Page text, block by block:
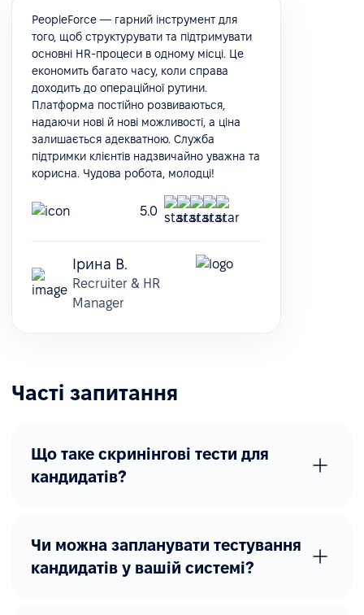
PeopleForce — гарний інструмент для
того, щоб структурувати та підтримувати
основні HR-процеси в одному місці. Це
економить багато часу, коли справа
доходить до операційної рутини.
Платформа постійно розвиваються,
надаючи нові й нові можливості, а ціна
залишається адекватною. Служба
підтримки клієнтів надзвичайно уважна та
корисна. Чудова робота, молодці!
5.0
Ірина В.
Recruiter & HR
Manager
Часті запитання
Що таке скринінгові тести для
кандидатів?
Чи можна запланувати тестування
кандидатів у вашій системі?